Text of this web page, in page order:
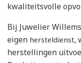
kwaliteitsvolle
Bij Juwelier
eigen hersteldienst,
herstellingen